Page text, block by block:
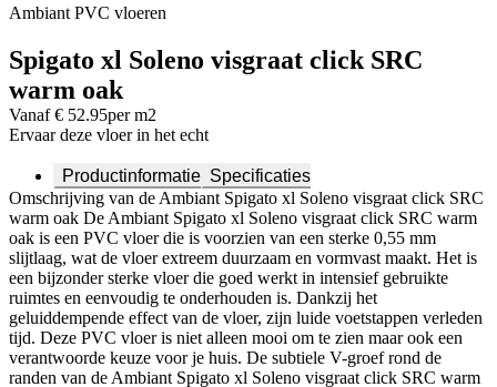
Ambiant PVC vloeren
Spigato xl Soleno visgraat click SRC
warm oak
Vanaf € 52.95per m2
Ervaar deze vloer in het echt
Productinformatie Specificaties
Omschrijving van de Ambiant Spigato xl Soleno visgraat click SRC
warm oak De Ambiant Spigato xl Soleno visgraat click SRC warm
oak is een PVC vloer die is voorzien van een sterke 0,55 mm
slijtlaag, wat de vloer extreem duurzaam en vormvast maakt. Het is
een bijzonder sterke vloer die goed werkt in intensief gebruikte
ruimtes en eenvoudig te onderhouden is. Dankzij het
geluiddempende effect van de vloer, zijn luide voetstappen verleden
tijd. Deze PVC vloer is niet alleen mooi om te zien maar ook een
verantwoorde keuze voor je huis. De subtiele V-groef rond de
randen van de Ambiant Spigato xl Soleno visgraat click SRC warm